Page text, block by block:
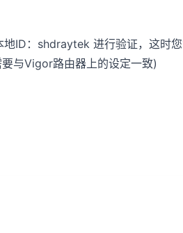
ID：shdraytek 进行验证，这时
与Vigor路由器上的设定一致)